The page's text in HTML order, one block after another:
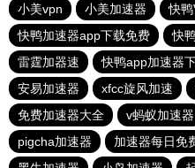
小美vpn
小美加速器 快鸭
快鸭加速器app下载免费
快
雷霆加器速
快鸭app加速器
安易加速器
xfcc旋风加速
免费加速器大全
v蚂蚁加速器
pigcha加速器
加速器每日免